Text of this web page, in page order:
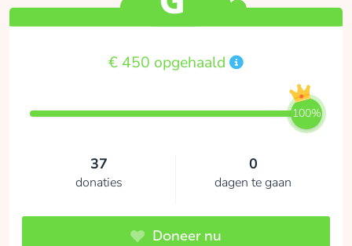
€ 450 opgehaald
100%
37
donaties
0
dagen te gaan
Doneer nu